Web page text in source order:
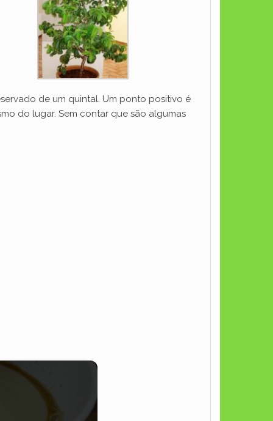
de um quintal. Um ponto positivo é
do lugar. Sem contar que são algumas